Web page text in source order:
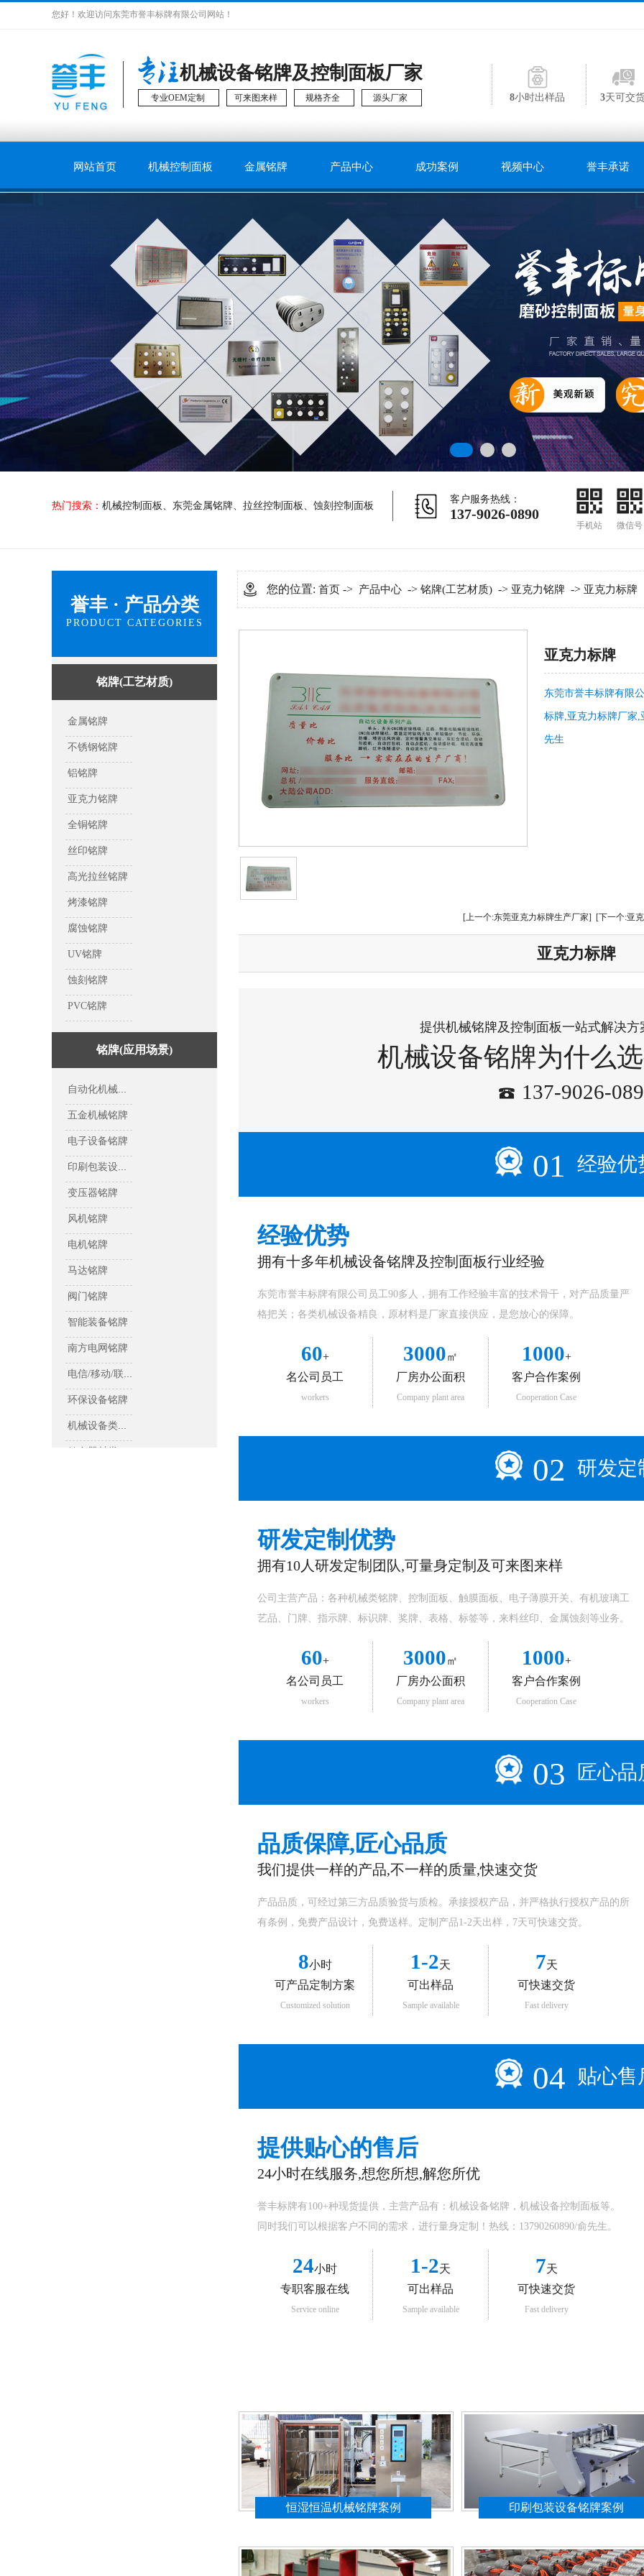
您好！欢迎访问东莞市誉丰标牌有限公司网站！
机械设备铭牌及控制面板厂家
专业OEM定制 可来图来样 规格齐全 源头厂家 8小时出样品 3天可交
网站首页 机械控制面板 金属铭牌 产品中心 成功案例 视频中心 誉丰承诺
热门搜索： 机械控制面板 、 东莞金属铭牌、 拉丝控制面板 、 蚀刻控制面板
客户服务热线：
137-9026-0890
手机站 微信号
誉丰 · 产品分类
PRODUCT CATEGORIES
铭牌(工艺材质)
金属铭牌
不锈钢铭牌
铝铭牌
亚克力铭牌
全铜铭牌
丝印铭牌
高光拉丝铭牌
烤漆铭牌
腐蚀铭牌
UV铭牌
蚀刻铭牌
PVC铭牌
铭牌(应用场景)
自动化机械设备铭牌
五金机械铭牌
电子设备铭牌
印刷包装设备铭牌
变压器铭牌
风机铭牌
电机铭牌
马达铭牌
阀门铭牌
智能装备铭牌
南方电网铭牌
电信/移动/联通铭牌
环保设备铭牌
机械设备类铭牌
您的位置: 首页 -> 产品中心 -> 铭牌(工艺材质) -> 亚克力铭牌 -> 亚克力标牌
亚克力标牌
东莞市誉丰标牌有限
标牌,亚克力标牌厂家,
先生
[上一个:东莞亚克力标牌生产厂家] [下一个:亚
亚克力标牌
提供机械铭牌及控制面板一站式解决方
机械设备铭牌为什么
137-9026-
01 经验优
经验优势
拥有十多年机械设备铭牌及控制面板行业经验
东莞市誉丰标牌有限公司员工90多人，拥有工作经验丰富的技术骨干，对产品质量严
格把关；各类机械设备精良，原材料是厂家直接供应，是您放心的保障。
60+
名公司员工
workers
3000㎡
厂房办公面积
Company plant area
1000+
客户合作案例
Cooperation Case
02 研发定
研发定制优势
拥有10人研发定制团队,可量身定制及可来图来样
公司主营产品：各种机械类铭牌、控制面板、触膜面板、电子薄膜开关、有机玻璃工
艺品、门牌、指示牌、标识牌、奖牌、表格、标签等，来料丝印、金属蚀刻等业务。
60+
名公司员工
workers
3000㎡
厂房办公面积
Company plant area
1000+
客户合作案例
Cooperation Case
03 匠心品
品质保障,匠心品质
我们提供一样的产品,不一样的质量,快速交货
产品品质，可经过第三方品质验货与质检。承接授权产品，并严格执行授权产品的所
有条例，免费产品设计，免费送样。定制产品1-2天出样，7天可快速交货。
8小时
可产品定制方案
Customized solution
1-2天
可出样品
Sample available
7天
可快速交货
Fast delivery
04 贴心售
提供贴心的售后
24小时在线服务,想您所想,解您所优
誉丰标牌有100+种现货提供，主营产品有：机械设备铭牌，机械设备控制面板等。
同时我们可以根据客户不同的需求，进行量身定制！热线：13790260890/俞先生。
24小时
专职客服在线
Service online
1-2天
可出样品
Sample available
7天
可快速交货
Fast delivery
恒湿恒温机械铭牌案例 印刷包装设备铭牌案例